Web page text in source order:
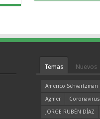
Temas Nuevos
Americo Schvartzman
Agmer
Coronavirus
JORGE RUBÉN DÍAZ